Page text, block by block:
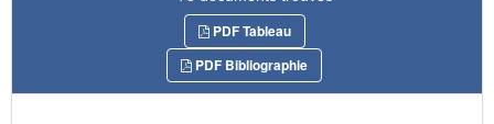
PDF Tableau
PDF Bibliographie